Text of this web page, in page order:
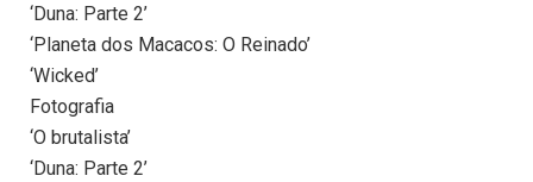
‘Duna: Parte 2’
‘Planeta dos Macacos: O Reinado’
‘Wicked’
Fotografia
‘O brutalista’
‘Duna: Parte 2’